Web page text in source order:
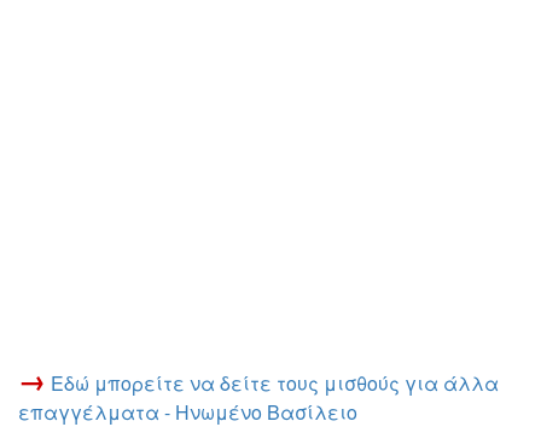
→ Εδώ μπορείτε να δείτε τους μισθούς για άλλα
επαγγέλματα - Ηνωμένο Βασίλειο